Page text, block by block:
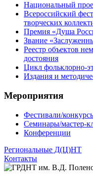
Национальный
Всероссийский
творческих
Премия «Душа
Звание
Реестр объектов
достояния
Цикл фольклорно-
Издания и
Мероприятия
Фестивали/
Семинары/мастер-
Конференции
Региональные Д(Ц)НТ
Контакты